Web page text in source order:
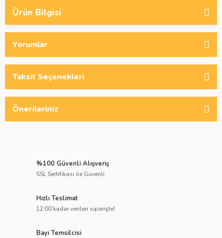
Ürün Bilgisi
Yorumlar
Taksit Seçenekleri
Önerileriniz
%100 Güvenli Alışveriş
SSL Sertifikası ile Güvenli
Hızlı Teslimat
12:00’kadar verilen siparişte!
Bayi Temsilcisi